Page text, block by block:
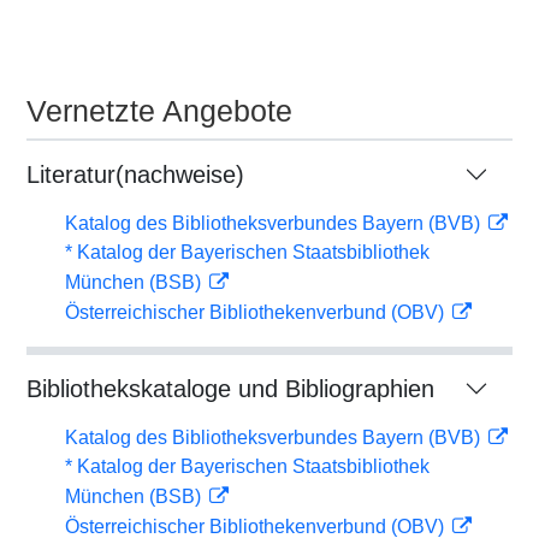
Vernetzte Angebote
Literatur(nachweise)
Katalog des Bibliotheksverbundes Bayern (BVB)
* Katalog der Bayerischen Staatsbibliothek
München (BSB)
Österreichischer Bibliothekenverbund (OBV)
Bibliothekskataloge und Bibliographien
Katalog des Bibliotheksverbundes Bayern (BVB)
* Katalog der Bayerischen Staatsbibliothek
München (BSB)
Österreichischer Bibliothekenverbund (OBV)